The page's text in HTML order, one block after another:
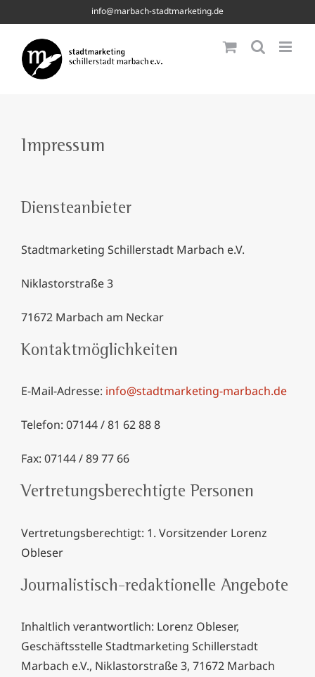
to
content
info@marbach-stadtmarketing.de
Impressum
Diensteanbieter
Stadtmarketing Schillerstadt Marbach e.V.
Niklastorstraße 3
71672 Marbach am Neckar
Kontaktmöglichkeiten
E-Mail-Adresse: info@stadtmarketing-marbach.de
Telefon: 07144 / 81 62 88 8
Fax: 07144 / 89 77 66
Vertretungsberechtigte Personen
Vertretungsberechtigt: 1. Vorsitzender Lorenz
Obleser
Journalistisch-redaktionelle Angebote
Inhaltlich verantwortlich: Lorenz Obleser,
Geschäftsstelle Stadtmarketing Schillerstadt
Marbach e.V., Niklastorstraße 3, 71672 Marbach